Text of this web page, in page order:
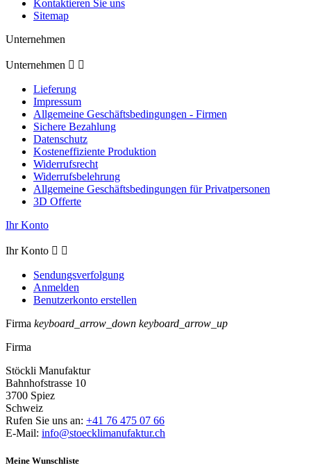
Kontaktieren Sie uns
Sitemap
Unternehmen
Unternehmen  
Lieferung
Impressum
Allgemeine Geschäftsbedingungen - Firmen
Sichere Bezahlung
Datenschutz
Kosteneffiziente Produktion
Widerrufsrecht
Widerrufsbelehrung
Allgemeine Geschäftsbedingungen für Privatpersonen
3D Offerte
Ihr Konto
Ihr Konto  
Sendungsverfolgung
Anmelden
Benutzerkonto erstellen
Firma keyboard_arrow_down keyboard_arrow_up
Firma
Stöckli Manufaktur
Bahnhofstrasse 10
3700 Spiez
Schweiz
Rufen Sie uns an: +41 76 475 07 66
E-Mail: info@stoecklimanufaktur.ch
Meine Wunschliste